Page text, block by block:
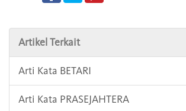
Artikel Terkait
Arti Kata BETARI
Arti Kata PRASEJAHTERA